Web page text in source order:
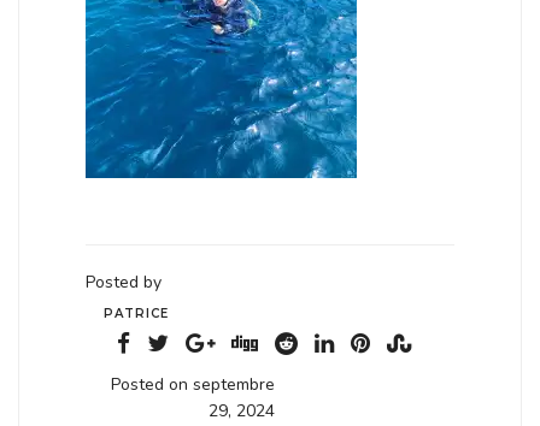
Posted by
PATRICE
Posted on septembre
29, 2024